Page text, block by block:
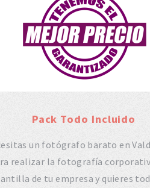
Pack Todo Incluido
un fotógrafo barato en
realizar la fotografía
de tu empresa y quieres